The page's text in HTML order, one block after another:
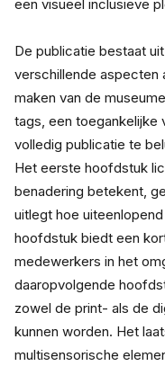
een visueel inclusieve
De publicatie bestaat
verschillende aspecten
maken van de
tags, een toegankelijke
volledig publicatie te
Het eerste hoofdstuk
benadering betekent,
uitlegt hoe
hoofdstuk biedt een
medewerkers in het
daaropvolgende
zowel de print- als de
kunnen worden. Het
multisensorische